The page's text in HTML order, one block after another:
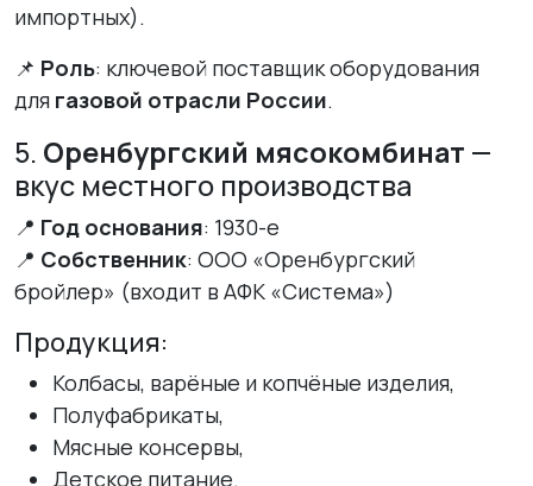
импортных).
📌 Роль: ключевой поставщик оборудования
для газовой отрасли России.
5. Оренбургский мясокомбинат —
вкус местного производства
📍 Год основания: 1930-е
📍 Собственник: ООО «Оренбургский
бройлер» (входит в АФК «Система»)
Продукция:
Колбасы, варёные и копчёные изделия,
Полуфабрикаты,
Мясные консервы,
Детское питание.